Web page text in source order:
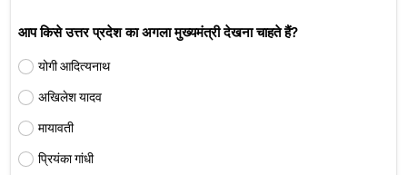
आप किसे उत्तर प्रदेश का अगला मुख्यमंत्री देखना चाहते हैं?
योगी आदित्यनाथ
अखिलेश यादव
मायावती
प्रियंका गांधी